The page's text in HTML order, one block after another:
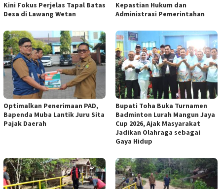
Kini Fokus Perjelas Tapal Batas
Desa di Lawang Wetan
Kepastian Hukum dan
Administrasi Pemerintahan
Optimalkan Penerimaan PAD,
Bapenda Muba Lantik Juru Sita
Pajak Daerah
Bupati Toha Buka Turnamen
Badminton Lurah Mangun Jaya
Cup 2026, Ajak Masyarakat
Jadikan Olahraga sebagai
Gaya Hidup